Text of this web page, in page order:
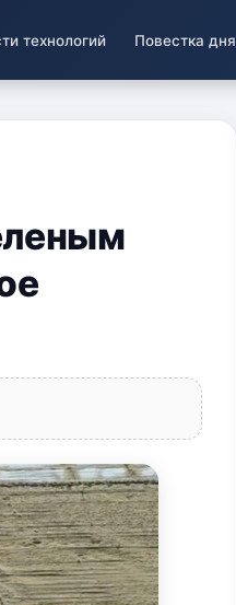
технологий Повестка дня